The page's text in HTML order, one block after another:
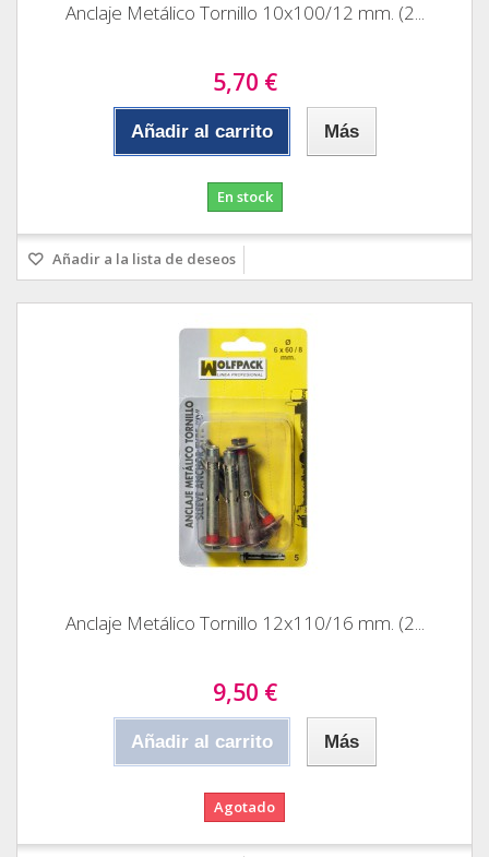
Anclaje Metálico Tornillo 10x100/12 mm. (2...
5,70 €
Añadir al carrito Más
En stock
Añadir a la lista de deseos
Anclaje Metálico Tornillo 12x110/16 mm. (2...
9,50 €
Añadir al carrito Más
Agotado